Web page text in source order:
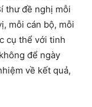
thư đề nghị mỗi
mỗi cán bộ, mỗi
cụ thể với tinh
để ngày
về kết quả,